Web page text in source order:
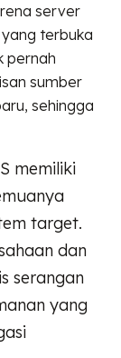
server
terbuka
pernah
sumber
sehingga
memiliki
target.
dan
serangan
yang